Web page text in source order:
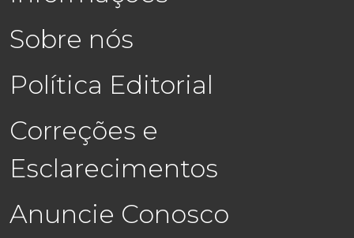
Sobre nós
Política Editorial
Correções e
Esclarecimentos
Anuncie Conosco